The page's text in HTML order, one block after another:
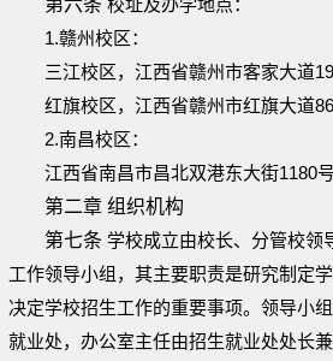
第六条 校址及办学地点：
1.赣州校区：
三江校区，江西省赣州市客家大道
红旗校区，江西省赣州市红旗大道86
2.南昌校区：
江西省南昌市昌北双港东大街1180号
第二章 组织机构
第七条 学校成立由校长、分管校领
工作领导小组，其主要职责是研究制定
决定学校招生工作的重要事项。领导小
就业处，办公室主任由招生就业处处长兼